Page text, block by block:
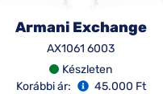
Armani Exchange
AX1061 6003
Készleten
Korábbi ár:
45.000 Ft